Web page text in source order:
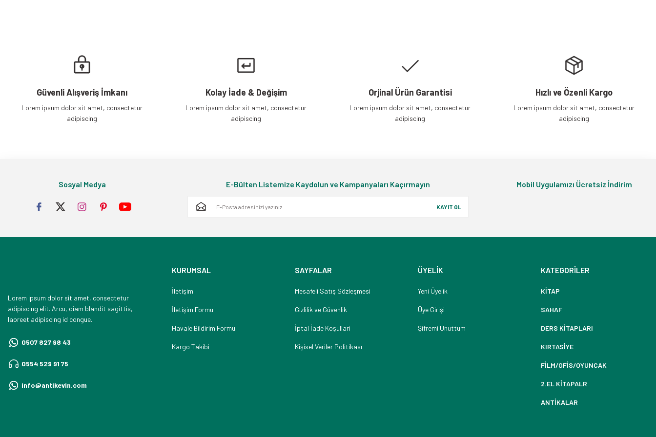
Güvenli Alışveriş İmkanı
Lorem ipsum dolor sit amet, consectetur
adipiscing
Kolay İade & Değişim
Lorem ipsum dolor sit amet, consectetur
adipiscing
Orjinal Ürün Garantisi
Lorem ipsum dolor sit amet, consectetur
adipiscing
Hızlı ve Özenli Kargo
Lorem ipsum dolor sit amet, consectetur
adipiscing
Sosyal Medya E-Bülten Listemize Kaydolun ve Kampanyaları Kaçırmayın
KAYIT OL
Mobil Uygulamızı Ücretsiz İndirim
Lorem ipsum dolor sit amet, consectetur
adipiscing elit. Arcu, diam blandit sagittis,
laoreet adipiscing id congue.
0507 827 98 43
0554 529 91 75
info@antikevin.com
KURUMSAL
İletişim
İletişim Formu
Havale Bildirim Formu
Kargo Takibi
SAYFALAR
Mesafeli Satış Sözleşmesi
Gizlilik ve Güvenlik
İptal İade Koşullari
Kişisel Veriler Politikası
ÜYELİK
Yeni Üyelik
Üye Girişi
Şifremi Unuttum
KATEGORİLER
KİTAP
SAHAF
DERS KİTAPLARI
KIRTASİYE
FİLM/OFİS/OYUNCAK
2.EL KİTAPALR
ANTİKALAR